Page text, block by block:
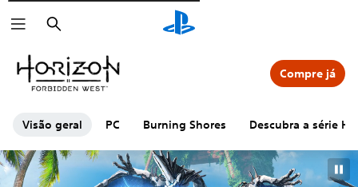
Pesquisar
Visão geral PC Burning Shores Descubra a série
Compre já